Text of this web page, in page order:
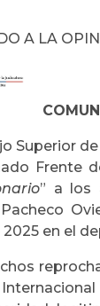
A LA
Superior
Frente
” a los
en el